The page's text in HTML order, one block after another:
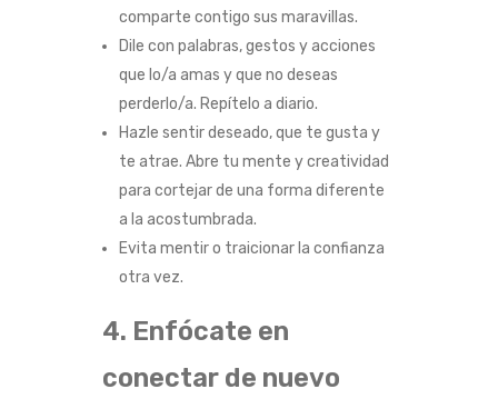
comparte contigo sus maravillas.
Dile con palabras, gestos y acciones
que lo/a amas y que no deseas
perderlo/a. Repítelo a diario.
Hazle sentir deseado, que te gusta y
te atrae. Abre tu mente y creatividad
para cortejar de una forma diferente
a la acostumbrada.
Evita mentir o traicionar la confianza
otra vez.
4. Enfócate en
conectar de nuevo